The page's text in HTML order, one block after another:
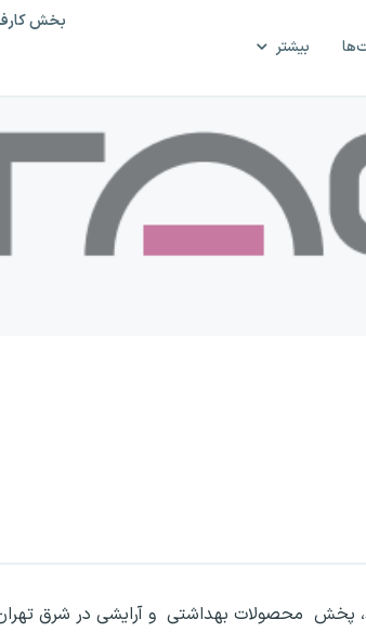
بیشتر
بخش
پخش محصولات بهداشتی و آرایشی در شرق